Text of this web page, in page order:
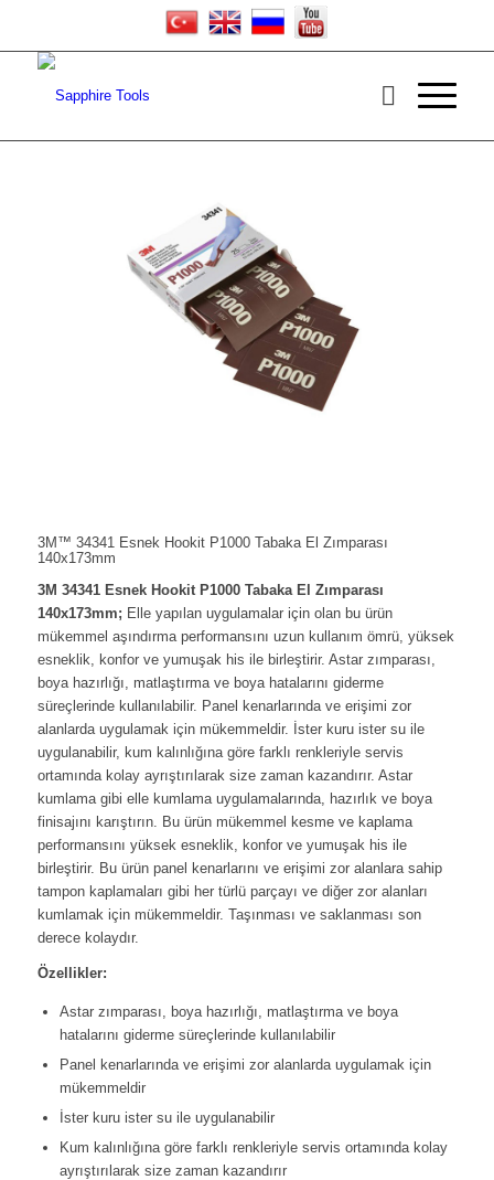
3M™ 34341 Esnek Hookit P1000 Tabaka El Zımparası
140x173mm
3M 34341 Esnek Hookit P1000 Tabaka El Zımparası
140x173mm; Elle yapılan uygulamalar için olan bu ürün
mükemmel aşındırma performansını uzun kullanım ömrü, yüksek
esneklik, konfor ve yumuşak his ile birleştirir. Astar zımparası,
boya hazırlığı, matlaştırma ve boya hatalarını giderme
süreçlerinde kullanılabilir. Panel kenarlarında ve erişimi zor
alanlarda uygulamak için mükemmeldir. İster kuru ister su ile
uygulanabilir, kum kalınlığına göre farklı renkleriyle servis
ortamında kolay ayrıştırılarak size zaman kazandırır. Astar
kumlama gibi elle kumlama uygulamalarında, hazırlık ve boya
finisajını karıştırın. Bu ürün mükemmel kesme ve kaplama
performansını yüksek esneklik, konfor ve yumuşak his ile
birleştirir. Bu ürün panel kenarlarını ve erişimi zor alanlara sahip
tampon kaplamaları gibi her türlü parçayı ve diğer zor alanları
kumlamak için mükemmeldir. Taşınması ve saklanması son
derece kolaydır.
Özellikler:
Astar zımparası, boya hazırlığı, matlaştırma ve boya
hatalarını giderme süreçlerinde kullanılabilir
Panel kenarlarında ve erişimi zor alanlarda uygulamak için
mükemmeldir
İster kuru ister su ile uygulanabilir
Kum kalınlığına göre farklı renkleriyle servis ortamında kolay
ayrıştırılarak size zaman kazandırır